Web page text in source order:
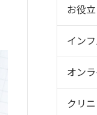
お役
イン
オン
クリ